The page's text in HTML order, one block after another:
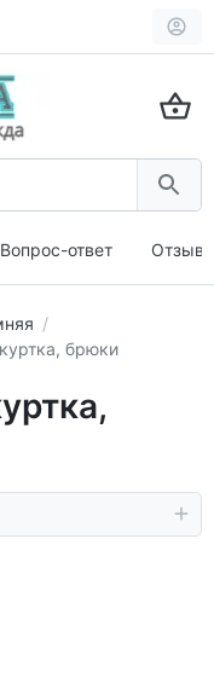
Вопрос-ответ
брюки